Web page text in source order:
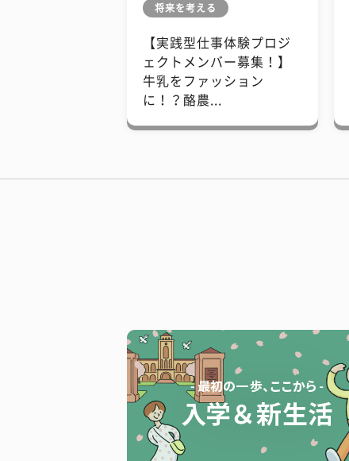
将来を考える
【実践型仕事体験プロジ
ェクトメンバー募集！】
牛乳をファッション
に！？酪農...